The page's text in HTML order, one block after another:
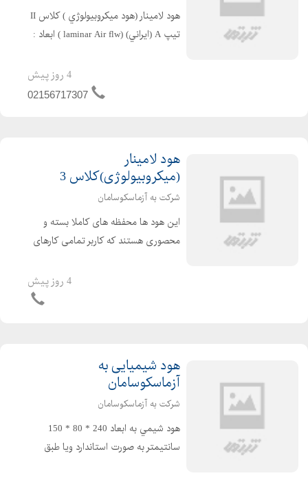
هود لامينار (هود ميكروبيولوژي ) كلاس II
تيپ A (ايراني) (laminar Air flw ) ابعاد :
80 دوقسمتی اسكلت : از پروفيل فولادي
4 روز پیش
02156717307
هود لامینار
(میکروبیولوژی)کلاس 3
شرکت به آزماسکوسامان
این هود ها محفظه های کاملا بسته و
محصوری هستند که کاربر تمامی کارهای
غیر قابل نفوذی که در جلوی دستگاه
تعبیه شده است انجام می دهد . این هود
4 روز پیش
هود شیمیایی به
آزماسکوسامان
شرکت به آزماسکوسامان
هود شيمي به ابعاد 240 * 80 * 150
سانتیمتر به صورت استاندارد ویا طبق